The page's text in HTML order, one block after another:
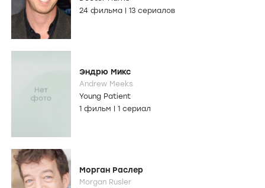
24 фильма
13 сериалов
Эндрю Микс
Andrew Meeks
Young Patient
1 фильм
1 сериал
Морган Раслер
Morgan Rusler